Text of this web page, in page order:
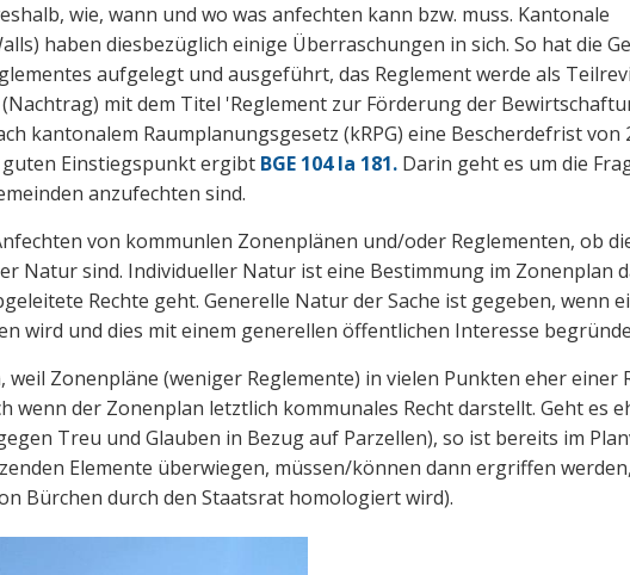
wie, wann und wo was anfechten kann bzw. muss. Kantonale
haben diesbezüglich einige Überraschungen in sich. So hat die
aufgelegt und ausgeführt, das Reglement werde als
mit dem Titel 'Reglement zur Förderung der
kantonalem Raumplanungsgesetz (kRPG) eine Bescherdefrist von
guten Einstiegspunkt ergibt BGE 104 Ia 181. Darin geht es um die
anzufechten sind.
von kommunlen Zonenplänen und/oder Reglementen, ob
Natur sind. Individueller Natur ist eine Bestimmung im Zonenplan
Rechte geht. Generelle Natur der Sache ist gegeben, wenn
wird und dies mit einem generellen öffentlichen Interesse
Zonenpläne (weniger Reglemente) in vielen Punkten eher einer
wenn der Zonenplan letztlich kommunales Recht darstellt. Geht es
Treu und Glauben in Bezug auf Parzellen), so ist bereits im
Elemente überwiegen, müssen/können dann ergriffen
Bürchen durch den Staatsrat homologiert wird).